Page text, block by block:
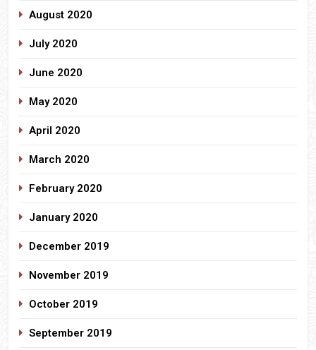
August 2020
July 2020
June 2020
May 2020
April 2020
March 2020
February 2020
January 2020
December 2019
November 2019
October 2019
September 2019